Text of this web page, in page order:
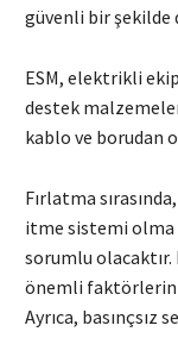
güvenli bir şekilde
ESM, elektrikli
destek
kablo ve borudan
Fırlatma
itme sistemi olma
sorumlu
önemli
Ayrıca, basınçsız